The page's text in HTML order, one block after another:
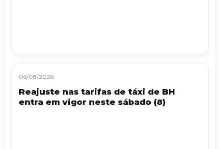
06/08/2026
Reajuste nas tarifas de táxi de BH
entra em vigor neste sábado (8)